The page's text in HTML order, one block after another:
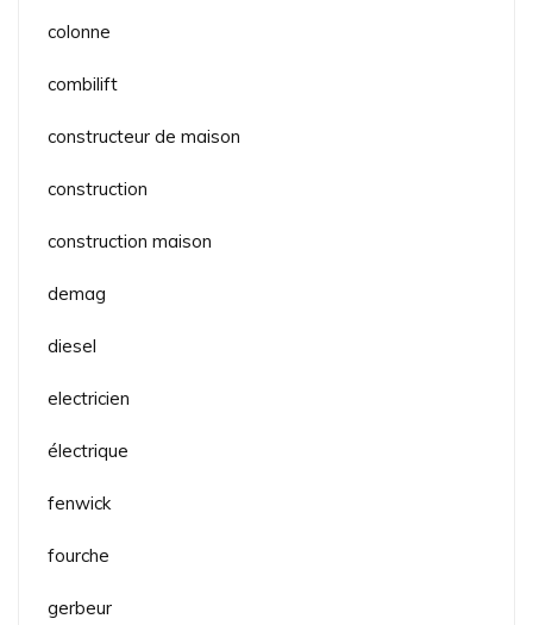
colonne
combilift
constructeur de maison
construction
construction maison
demag
diesel
electricien
électrique
fenwick
fourche
gerbeur